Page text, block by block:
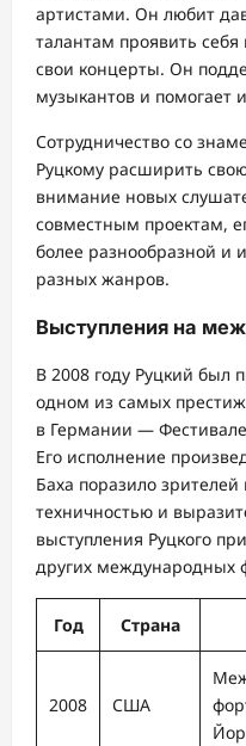
артистами. Он любит
талантам проявить
свои концерты. Он
музыкантов и помогает
Сотрудничество со
Руцкому расширить
внимание новых
совместным проектам,
более разнообразной и
разных жанров.
Выступления на
В 2008 году Руцкий был
одном из самых
в Германии —
Его исполнение
Баха поразило зрителей
техничностью и
выступления Руцкого
других международных
Год Страна
2008 США